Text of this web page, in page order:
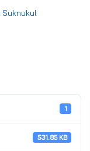
Suknukul
1
531.85 KB